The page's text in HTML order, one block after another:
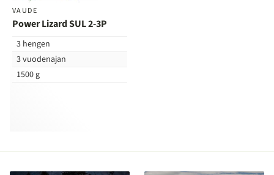
VAUDE
Power Lizard SUL 2-3P
3 hengen
3 vuodenajan
1500 g